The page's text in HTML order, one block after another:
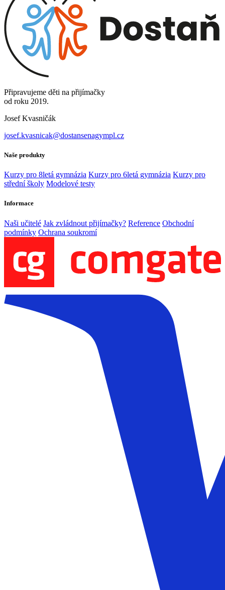
Připravujeme děti na přijímačky
od roku 2019.
Josef Kvasničák
josef.kvasnicak@dostansenagympl.cz
Naše produkty
Kurzy pro 8letá gymnázia Kurzy pro 6letá gymnázia Kurzy pro
střední školy Modelové testy
Informace
Naši učitelé Jak zvládnout přijímačky? Reference Obchodní
podmínky Ochrana soukromí